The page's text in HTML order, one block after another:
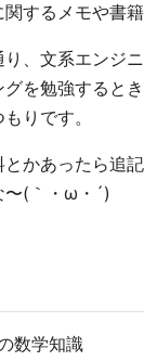
するメモや書籍
、文系エンジ
を勉強すると
りです。
かあったら追
〜(｀・ω・´)
数学知識